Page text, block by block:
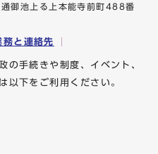
御池上る上本能寺前町488番
務と連絡先
の手続きや制度、イベント、
以下をご利用ください。